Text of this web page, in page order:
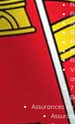
7
Assurances